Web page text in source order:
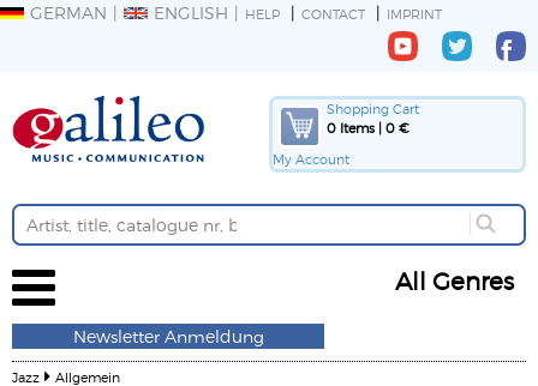
GERMAN ENGLISH HELP CONTACT IMPRINT
Shopping Cart
0 Items | 0 €
My Account
All Genres
Newsletter Anmeldung
Jazz Allgemein